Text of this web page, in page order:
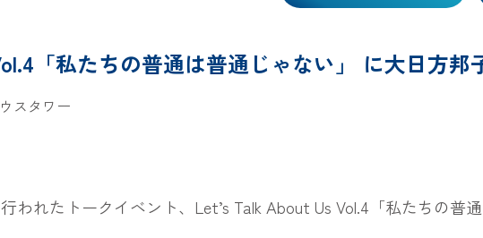
「私たちの普通は普通じゃない」 に大日方邦
スタワー
われたトークイベント、Let’s Talk About Us Vol.4「私たちの普